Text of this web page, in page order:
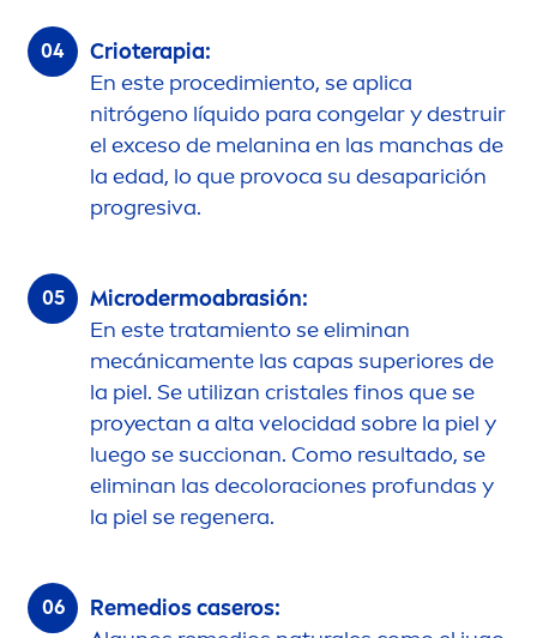
Crioterapia:
En este procedimiento, se aplica
nitrógeno líquido para congelar y destruir
el exceso de melanina en las manchas de
la edad, lo que provoca su desaparición
progresiva.
Microdermoabrasión:
En este tratamiento se eliminan
mecánicamente las capas superiores de
la piel. Se utilizan cristales finos que se
proyectan a alta velocidad sobre la piel y
luego se succionan. Como resultado, se
eliminan las decoloraciones profundas y
la piel se regenera.
Remedios caseros: